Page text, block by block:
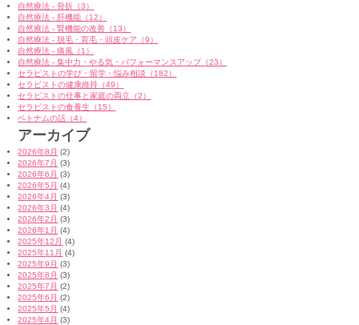
自然療法 - 骨折（3）
自然療法 - 肝機能（12）
自然療法 - 腎機能の改善（13）
自然療法 - 脱毛・育毛・頭皮ケア（9）
自然療法 - 痛風（1）
自然療法 - 集中力・やる気・パフォーマンスアップ（23）
セラピストの学び・留学・悩み相談（182）
セラピストの健康維持（49）
セラピストの仕事と家庭の両立（2）
セラピストの食養生（15）
ベトナムの話（4）
アーカイブ
2026年8月 (2)
2026年7月 (3)
2026年6月 (3)
2026年5月 (4)
2026年4月 (3)
2026年3月 (4)
2026年2月 (3)
2026年1月 (4)
2025年12月 (4)
2025年11月 (4)
2025年9月 (3)
2025年8月 (3)
2025年7月 (2)
2025年6月 (2)
2025年5月 (4)
2025年4月 (3)